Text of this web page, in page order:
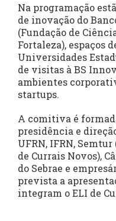
Na programação
de inovação do
(Fundação de
Fortaleza), espaços
Universidades
de visitas à BS
ambientes
startups.
A comitiva é
presidência e
UFRN, IFRN,
de Currais Novos),
do Sebrae e
prevista a
integram o ELI de